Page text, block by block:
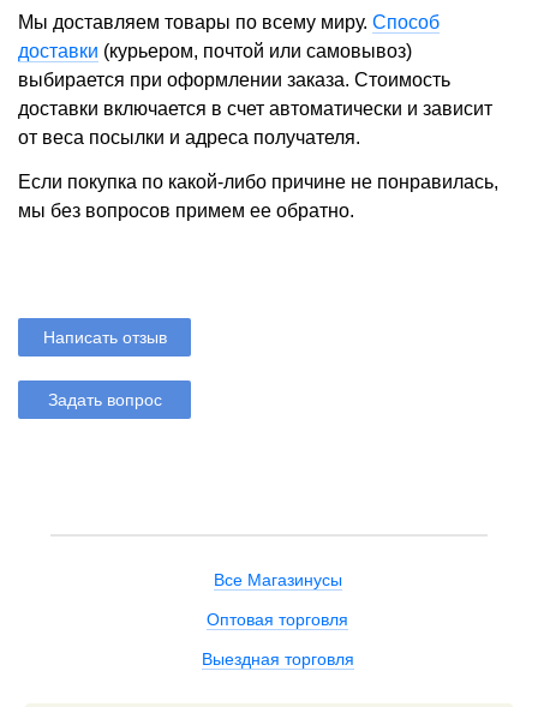
Мы доставляем товары по всему миру. Способ
доставки (курьером, почтой или самовывоз)
выбирается при оформлении заказа. Стоимость
доставки включается в счет автоматически и зависит
от веса посылки и адреса получателя.
Если покупка по какой-либо причине не понравилась,
мы без вопросов примем ее обратно.
Написать отзыв
Задать вопрос
Все Магазинусы
Оптовая торговля
Выездная торговля